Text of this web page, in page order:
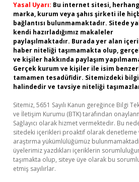
Yasal Uyarı: Bu internet sitesi,
marka, kurum veya şahıs şirketi ile
bağlantısı bulunmamaktadır. Sitede
kendi hazırladığımız makaleler
paylaşılmaktadır. Burada yer alan
haber niteliği taşımamakta olup,
ve kişiler hakkında paylaşım
Gerçek kurum ve kişiler ile isim
tamamen tesadüfidir. Sitemizdeki
halindedir ve tavsiye niteliği
Sitemiz, 5651 Sayılı Kanun gereğince Bilgi
ve İletişim Kurumu (BTK) tarafından
Sağlayıcı olarak hizmet vermektedir. Bu
sitedeki içerikleri proaktif olarak denetleme
araştırma yükümlülüğümüz
üyelerimiz yazdıkları içeriklerin
taşımakta olup, siteye üye olarak bu
etmiş sayılırlar.